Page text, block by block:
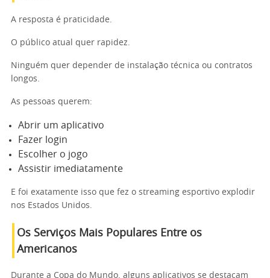
A resposta é praticidade.
O público atual quer rapidez.
Ninguém quer depender de instalação técnica ou contratos
longos.
As pessoas querem:
Abrir um aplicativo
Fazer login
Escolher o jogo
Assistir imediatamente
E foi exatamente isso que fez o streaming esportivo explodir
nos Estados Unidos.
Os Serviços Mais Populares Entre os
Americanos
Durante a Copa do Mundo, alguns aplicativos se destacam